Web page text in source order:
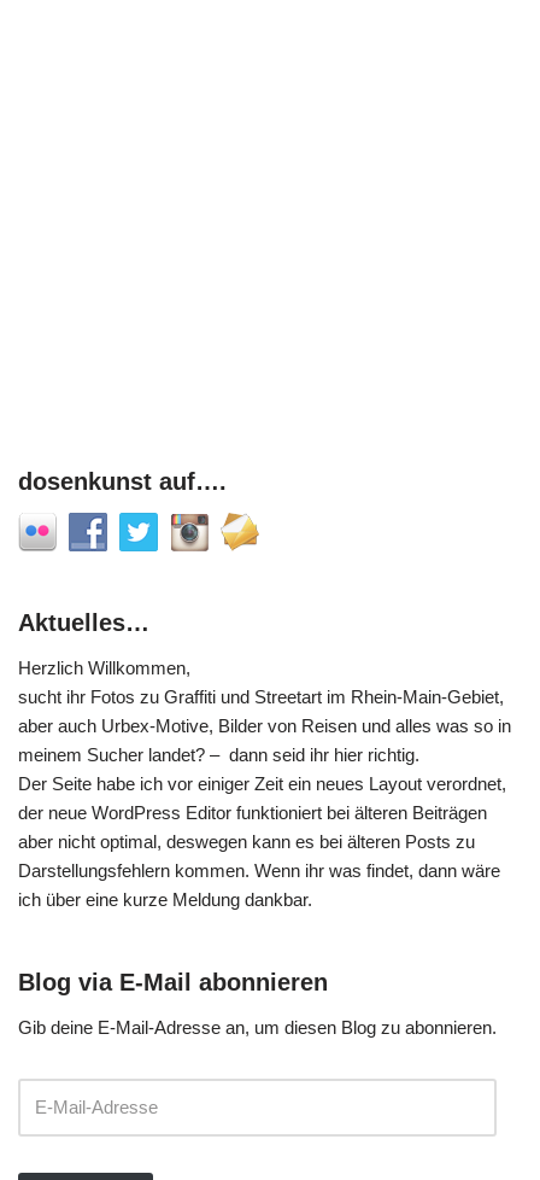
dosenkunst auf….
Aktuelles…
Herzlich Willkommen,
sucht ihr Fotos zu Graffiti und Streetart im Rhein-Main-Gebiet,
aber auch Urbex-Motive, Bilder von Reisen und alles was so in
meinem Sucher landet? – dann seid ihr hier richtig.
Der Seite habe ich vor einiger Zeit ein neues Layout verordnet,
der neue WordPress Editor funktioniert bei älteren Beiträgen
aber nicht optimal, deswegen kann es bei älteren Posts zu
Darstellungsfehlern kommen. Wenn ihr was findet, dann wäre
ich über eine kurze Meldung dankbar.
Blog via E-Mail abonnieren
Gib deine E-Mail-Adresse an, um diesen Blog zu abonnieren.